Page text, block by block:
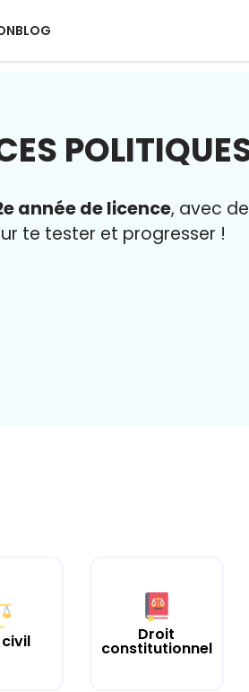
BLOG
année de licence, avec
te tester et progresser !
Droit
constitutionnel